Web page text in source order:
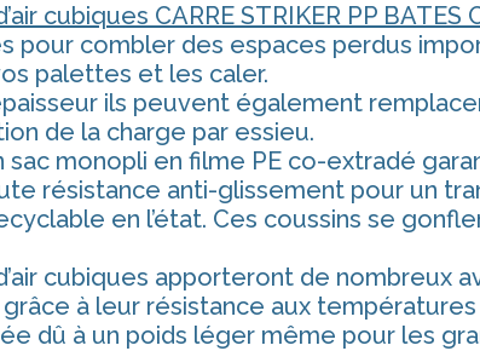
cubiques CARRE STRIKER PP BATES
pour combler des espaces perdus
palettes et les caler.
ils peuvent également
de la charge par essieu.
sac monopli en filme PE co-extradé
résistance anti-glissement pour un
en l’état. Ces coussins se
cubiques apporteront de nombreux
grâce à leur résistance aux
dû à un poids léger même pour les